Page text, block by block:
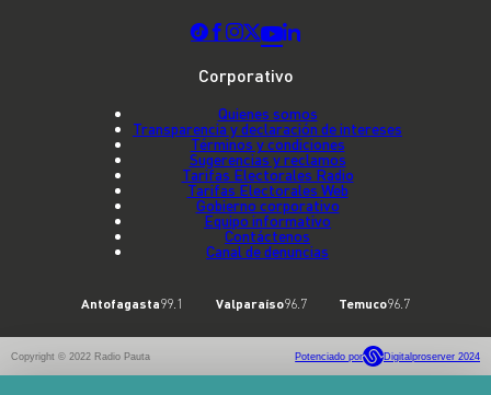
Corporativo
Quienes somos
Transparencia y declaración de intereses
Términos y condiciones
Sugerencias y reclamos
Tarifas Electorales Radio
Tarifas Electorales Web
Gobierno corporativo
Equipo informativo
Contáctenos
Canal de denuncias
Antofagasta99.1 Valparaíso96.7 Temuco96.7
Copyright © 2022 Radio Pauta Potenciado por Digitalproserver 2024